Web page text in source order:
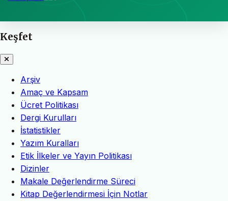
Keşfet
Arşiv
Amaç ve Kapsam
Ücret Politikası
Dergi Kurulları
İstatistikler
Yazım Kuralları
Etik İlkeler ve Yayın Politikası
Dizinler
Makale Değerlendirme Süreci
Kitap Değerlendirmesi İçin Notlar